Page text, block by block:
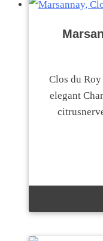
Clos du
elegant